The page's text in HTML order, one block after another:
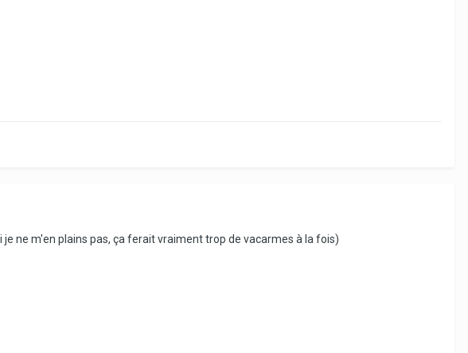
ne m'en plains pas, ça ferait vraiment trop de vacarmes à la fois)